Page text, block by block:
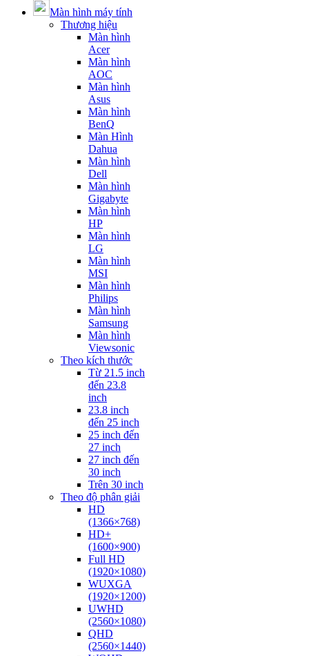
Màn hình máy tính
Thương hiệu
Màn hình
Acer
Màn hình
AOC
Màn hình
Asus
Màn hình
BenQ
Màn Hình
Dahua
Màn hình
Dell
Màn hình
Gigabyte
Màn hình
HP
Màn hình
LG
Màn hình
MSI
Màn hình
Philips
Màn hình
Samsung
Màn hình
Viewsonic
Theo kích thước
Từ 21.5 inch
đến 23.8
inch
23.8 inch
đến 25 inch
25 inch đến
27 inch
27 inch đến
30 inch
Trên 30 inch
Theo độ phân giải
HD
(1366×768)
HD+
(1600×900)
Full HD
(1920×1080)
WUXGA
(1920×1200)
UWHD
(2560×1080)
QHD
(2560×1440)